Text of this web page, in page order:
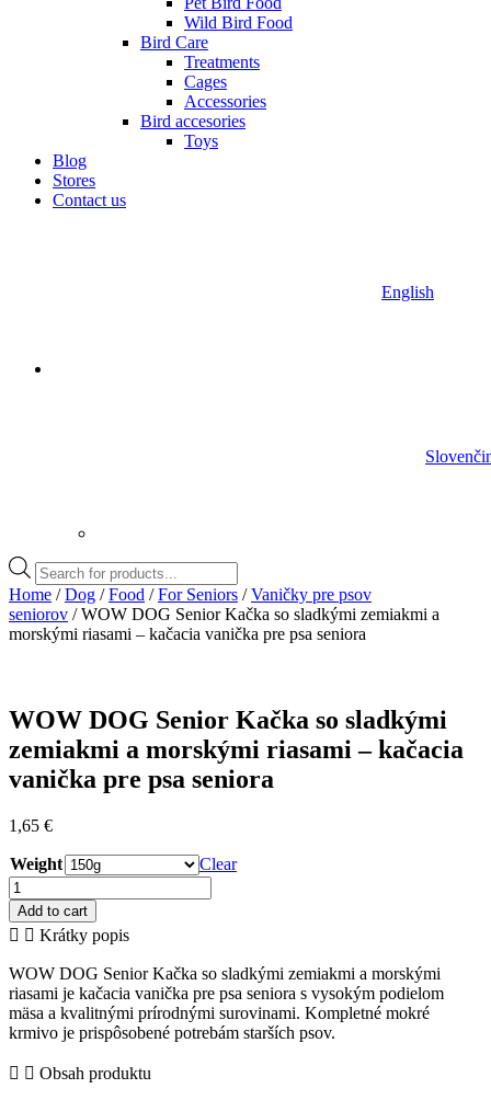
Wild Bird Food
Bird Care
Treatments
Cages
Accessories
Bird accesories
Toys
Blog
Stores
Contact us
English
Products
search
Home /Dog /Food /For Seniors /Vaničky pre psov
seniorov / WOW DOG Senior Kačka so sladkými zemiakmi a
morskými riasami – kačacia vanička pre psa seniora
WOW DOG Senior Kačka so sladkými
zemiakmi a morskými riasami – kačacia
vanička pre psa seniora
1,65 €
Weight
Clear
WOW
DOG
Senior
Kačka
so
sladkými
zemiakmi
a
morskými
riasami
–
Add to cart
Krátky popis
WOW DOG Senior Kačka so sladkými zemiakmi a morskými
riasami je kačacia vanička pre psa seniora s vysokým podielom
mäsa a kvalitnými prírodnými surovinami. Kompletné mokré
krmivo je prispôsobené potrebám starších psov.
Obsah produktu